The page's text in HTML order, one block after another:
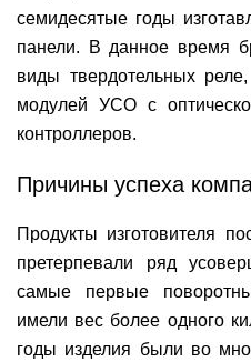
семидесятые годы
панели. В данное время
виды твердотельных
модулей УСО с
контроллеров.
Причины успеха
Продукты изготовителя
претерпевали ряд
самые первые
имели вес более одного
годы изделия были во